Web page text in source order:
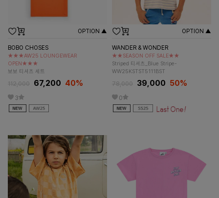
OPTION ▲
BOBO CHOSES
★★★AW25 LOUNGEWEAR
OPEN★★★
보보 티셔츠 세트
112,000 67,200 40%
3
OPTION ▲
WANDER & WONDER
★★SEASON OFF SALE★★
Striped 티셔츠_Blue Stripe-
WW25KSTST5111BST
78,000 39,000 50%
0